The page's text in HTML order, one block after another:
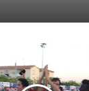
status/